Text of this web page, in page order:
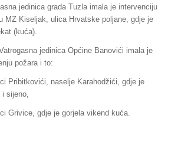
jedinica grada Tuzla imala je intervenciju
MZ Kiseljak, ulica Hrvatske poljane, gdje je
(kuća).
jedinica Općine Banovići imala je
požara i to:
Pribitkovići, naselje Karahodžići, gdje je
sijeno,
Grivice, gdje je gorjela vikend kuća.